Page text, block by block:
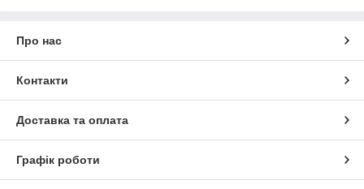
Про нас
Контакти
Доставка та оплата
Графік роботи